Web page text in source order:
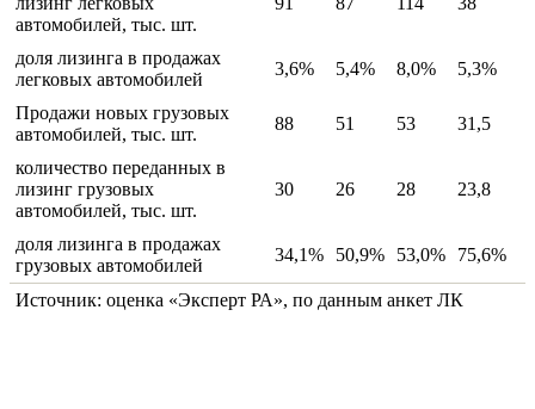
автомобилей, тыс. шт.
доля лизинга в продажах
легковых автомобилей
3,6% 5,4% 8,0% 5,3%
Продажи новых грузовых
автомобилей, тыс. шт.
88 51 53 31,5
количество переданных в
лизинг грузовых
автомобилей, тыс. шт.
30 26 28 23,8
доля лизинга в продажах
грузовых автомобилей
34,1% 50,9% 53,0% 75,6%
Источник: оценка «Эксперт РА», по данным анкет ЛК